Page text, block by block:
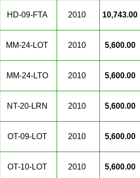
HD-09-FTA 2010 10,743.00
MM-24-LOT 2010 5,600.00
MM-24-LTO 2010 5,600.00
NT-20-LRN 2010 5,600.00
OT-09-LOT 2010 5,600.00
OT-10-LOT 2010 5,600.00